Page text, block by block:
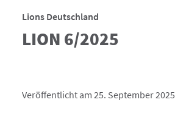
Lions Deutschland
LION 6/2025
Veröffentlicht am 25. September 2025